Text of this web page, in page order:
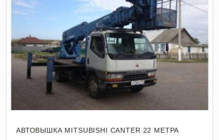
АВТОВЫШКА MITSUBISHI CANTER 22 МЕТРА